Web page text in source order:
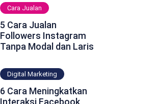
Cara Jualan
5 Cara Jualan
Followers Instagram
Tanpa Modal dan Laris
Digital Marketing
6 Cara Meningkatkan
Interaksi Facebook